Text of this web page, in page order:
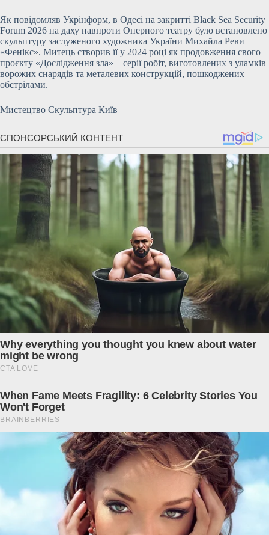
Як повідомляв Укрінформ, в Одесі на закритті Black Sea Security
Forum 2026 на даху навпроти Оперного театру було встановлено
скульптуру заслуженого художника України Михайла Реви
«Фенікс». Митець створив її у 2024 році як продовження свого
проєкту «Дослідження зла» – серії робіт, виготовлених з уламків
ворожих снарядів та металевих конструкцій, пошкоджених
обстрілами.
Мистецтво Скульптура Київ